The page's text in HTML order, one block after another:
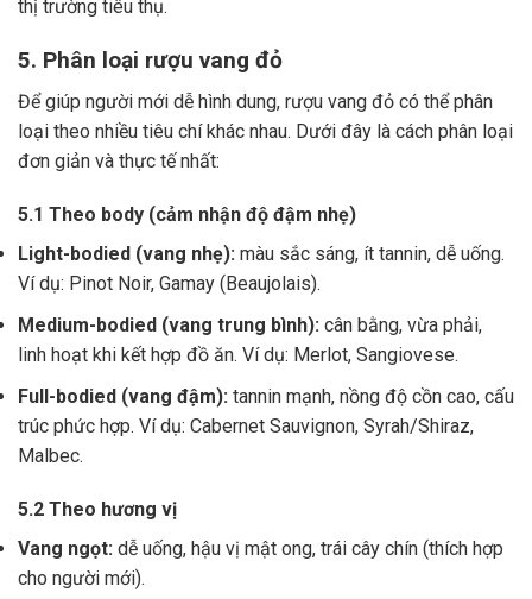
thị trường tiêu thụ.
5. Phân loại rượu vang đỏ
Để giúp người mới dễ hình dung, rượu vang đỏ có thể phân
loại theo nhiều tiêu chí khác nhau. Dưới đây là cách phân loại
đơn giản và thực tế nhất:
5.1 Theo body (cảm nhận độ đậm nhẹ)
Light-bodied (vang nhẹ): màu sắc sáng, ít tannin, dễ uống.
Ví dụ: Pinot Noir, Gamay (Beaujolais).
Medium-bodied (vang trung bình): cân bằng, vừa phải,
linh hoạt khi kết hợp đồ ăn. Ví dụ: Merlot, Sangiovese.
Full-bodied (vang đậm): tannin mạnh, nồng độ cồn cao, cấu
trúc phức hợp. Ví dụ: Cabernet Sauvignon, Syrah/Shiraz,
Malbec.
5.2 Theo hương vị
Vang ngọt: dễ uống, hậu vị mật ong, trái cây chín (thích hợp
cho người mới).